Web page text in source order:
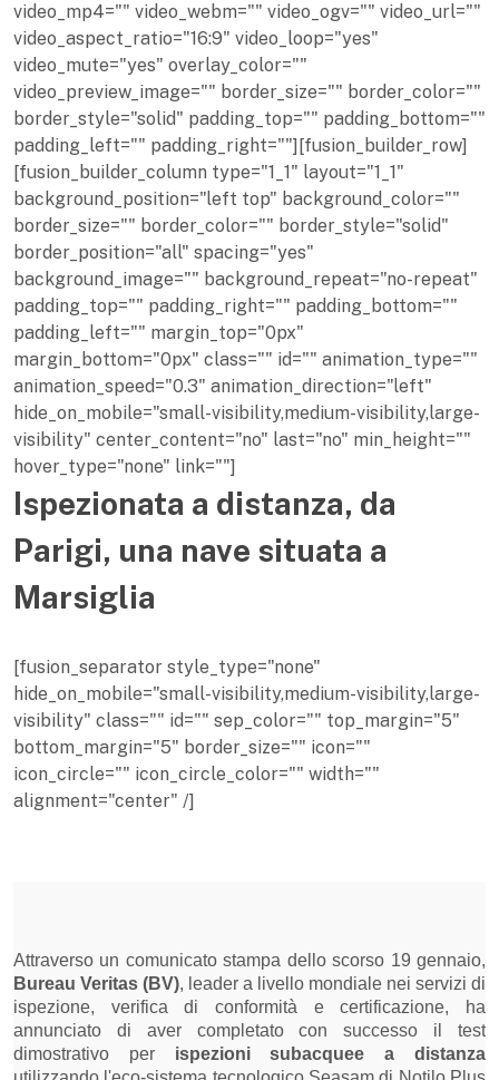
video_mp4="" video_webm="" video_ogv="" video_url=""
video_aspect_ratio="16:9" video_loop="yes"
video_mute="yes" overlay_color=""
video_preview_image="" border_size="" border_color=""
border_style="solid" padding_top="" padding_bottom=""
padding_left="" padding_right=""][fusion_builder_row]
[fusion_builder_column type="1_1" layout="1_1"
background_position="left top" background_color=""
border_size="" border_color="" border_style="solid"
border_position="all" spacing="yes"
background_image="" background_repeat="no-repeat"
padding_top="" padding_right="" padding_bottom=""
padding_left="" margin_top="0px"
margin_bottom="0px" class="" id="" animation_type=""
animation_speed="0.3" animation_direction="left"
hide_on_mobile="small-visibility,medium-visibility,large-
visibility" center_content="no" last="no" min_height=""
hover_type="none" link=""]
Ispezionata a distanza, da
Parigi, una nave situata a
Marsiglia
[fusion_separator style_type="none"
hide_on_mobile="small-visibility,medium-visibility,large-
visibility" class="" id="" sep_color="" top_margin="5"
bottom_margin="5" border_size="" icon=""
icon_circle="" icon_circle_color="" width=""
alignment="center" /]
Attraverso un comunicato stampa dello scorso 19 gennaio,
Bureau Veritas (BV), leader a livello mondiale nei servizi di
ispezione, verifica di conformità e certificazione, ha
annunciato di aver completato con successo il test
dimostrativo per ispezioni subacquee
a distanza